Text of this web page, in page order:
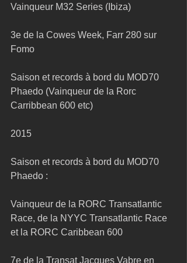
Vainqueur M32 Series (Ibiza)
3e de la Cowes Week, Farr 280 sur
Fomo
Saison et records à bord du MOD70
Phaedo (Vainqueur de la Rorc
Carribbean 600 etc)
2015
Saison et records à bord du MOD70
Phaedo :
Vainqueur de la RORC Transatlantic
Race, de la NYYC Transatlantic Race
et la RORC Caribbean 600
7e de la Transat Jacques Vabre en